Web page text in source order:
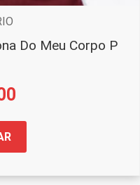
Do Meu Corpo P